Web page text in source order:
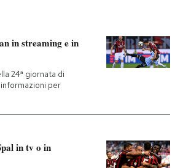
Media
Altrecose
in streaming e in
24ª giornata di
informazioni per
in tv o in